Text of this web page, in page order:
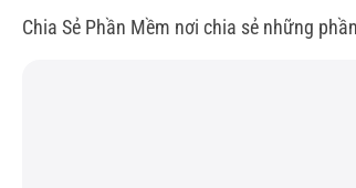
Chia Sẻ Phần Mềm nơi chia sẻ những